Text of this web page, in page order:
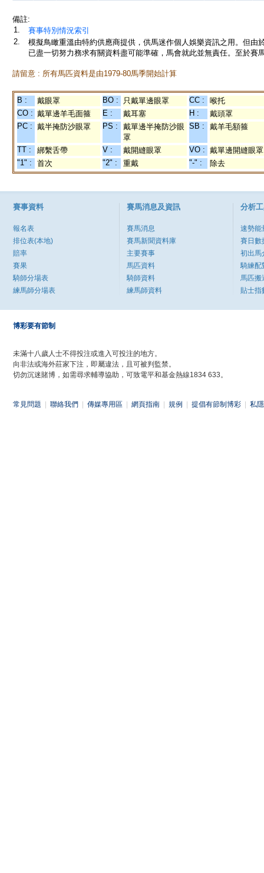
備註:
1.
賽事特別情況索引
2.
模擬鳥瞰重溫由特約供應商提供，供馬迷作個人娛樂資訊之用。但
已盡一切努力務求有關資料盡可能準確，馬會就此並無責任。至於賽
請留意 : 所有馬匹資料是由1979-80馬季開始計算
B : 戴眼罩 BO : 只戴單邊眼罩 CC :
喉托
CO : 戴單邊羊毛面箍 E : 戴耳塞 H :
戴頭罩
PC : 戴半掩防沙眼罩 PS :
戴單邊半掩防沙眼
罩
SB : 戴羊毛額箍
TT : 綁繫舌帶 V : 戴開縫眼罩 VO : 戴單邊開縫眼罩
"1" :
首次 "2" : 重戴 "-" : 除去
賽事資料
報名表
排位表(本地)
賠率
賽果
騎師分場表
練馬師分場表
賽馬消息及資訊
賽馬消息
賽馬新聞資料庫
主要賽事
馬匹資料
騎師資料
練馬師資料
分析
速勢能
賽日數
初出馬
騎練配
馬匹搬
貼士指
博彩要有節制
未滿十八歲人士不得投注或進入可投注的地方。
向非法或海外莊家下注，即屬違法，且可被判監禁。
切勿沉迷賭博，如需尋求輔導協助，可致電平和基金熱線1834 633。
常見問題 聯絡我們 傳媒專用區 網頁指南 規例 提倡有節制博彩 私